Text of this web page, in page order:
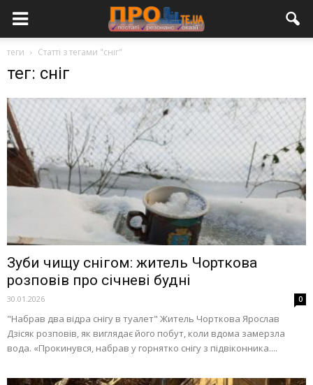
теги Статті з тегами "сніг"
тег: сніг
Зуби чищу снігом: житель Чорткова
розповів про січневі будні
30.01.2026 0
"Набрав два відра снігу в туалет" Житель Чорткова Ярослав
Дзісяк розповів, як виглядає його побут, коли вдома замерзла
вода. «Прокинувся, набрав у горнятко снігу з підвіконника....